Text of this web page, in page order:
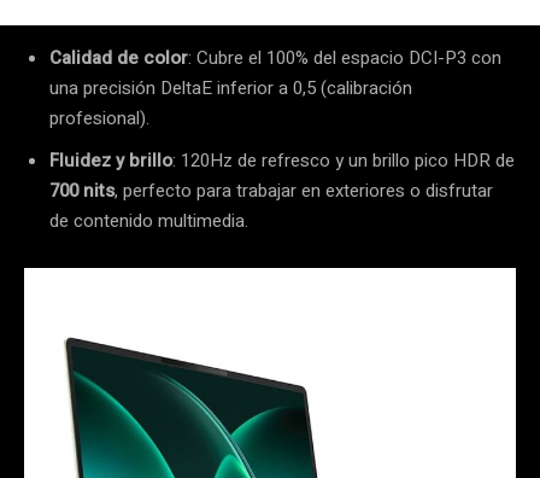
Calidad de color: Cubre el 100% del espacio DCI-P3 con
una precisión DeltaE inferior a 0,5 (calibración
profesional).
Fluidez y brillo: 120Hz de refresco y un brillo pico HDR de
700 nits, perfecto para trabajar en exteriores o disfrutar
de contenido multimedia.